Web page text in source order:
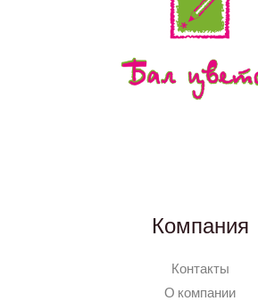
Компания
Контакты
О компании